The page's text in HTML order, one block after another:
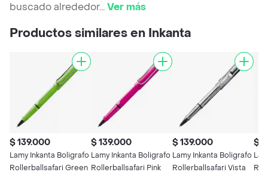
buscado alrededor...Ver más
Productos similares en Inkanta
$ 139.000
Lamy Inkanta Boligrafo
Rollerballsafari Green
$ 139.000
Lamy Inkanta Boligrafo
Rollerballsafari Pink
$ 139.000
Lamy Inkanta Boligrafo
Rollerballsafari Vista
$